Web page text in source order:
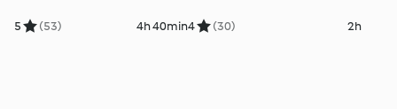
5 (53) 4h 40min4 (30) 2h